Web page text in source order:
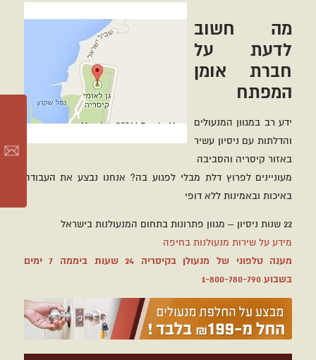
מה חשוב
לדעת על
חברת אומן
המפתח
ידע רב במגוון המנעולים
והדלתות עם ניסיון עשיר
באזור קיסריה והסביבה
מעוניינים לפרוץ דלת מבלי לפגוע בה? אנחנו נבצע את העבודה
באיכות ובאמינות ללא דופי
22 שנות ניסיון – מגוון פתרונות בתחום המנעולנות בישראל
מידע על שירות מנעולנות בחיפה
מענה טלפוני של מנעולן בקיסריה 24 שעות ביממה 7 ימים
בשבוע 1-800-780-790